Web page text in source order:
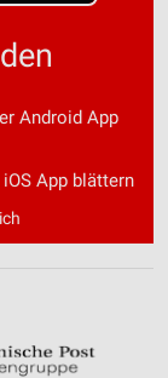
Android App
App blättern